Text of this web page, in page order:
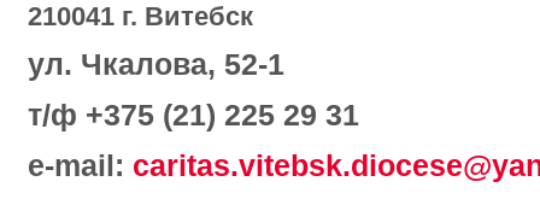
210041 г. Витебск
ул. Чкалова, 52-1
т/ф +375 (21) 225 29 31
e-mail: